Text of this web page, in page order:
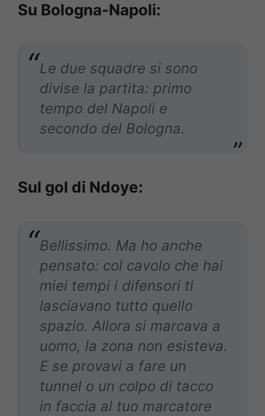
Su Bologna-Napoli:
Le due squadre si sono
divise la partita: primo
tempo del Napoli e
secondo del Bologna.
Sul gol di Ndoye:
Bellissimo. Ma ho anche
pensato: col cavolo che hai
miei tempi i difensori ti
lasciavano tutto quello
spazio. Allora si marcava a
uomo, la zona non esisteva.
E se provavi a fare un
tunnel o un colpo di tacco
in faccia al tuo marcatore